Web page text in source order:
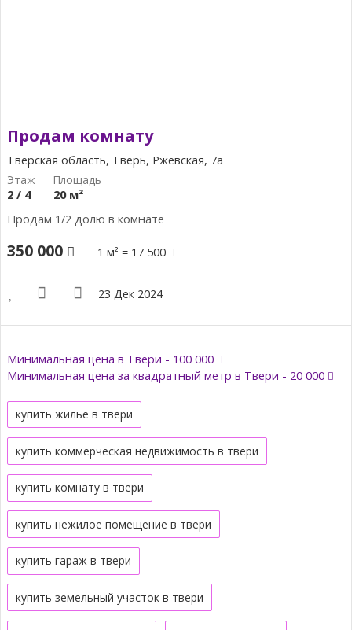
Продам комнату
Тверская область, Тверь, Ржевская, 7а
2 / 4
20 м²
Продам 1/2 долю в комнате
350 000 1 м² = 17 500
23 Дек 2024
Минимальная цена в Твери - 100 000
Минимальная цена за квадратный метр в Твери - 20 000
купить жилье в твери
купить коммерческая недвижимость в твери
купить комнату в твери
купить нежилое помещение в твери
купить гараж в твери
купить земельный участок в твери